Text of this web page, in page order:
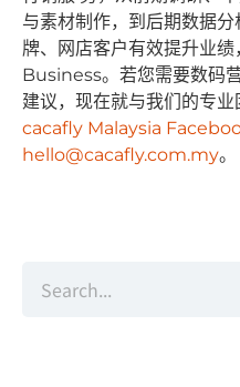
与素材制作，到后期数据
牌、⽹店客户有效提升业
Business。若您需要数码
建议，现在就与我们的专
cacafly Malaysia
hello@cacafly.com.my。